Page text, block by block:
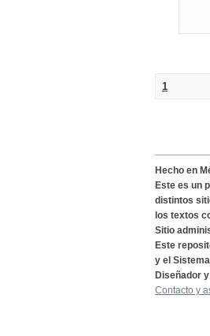
1
Hecho en
Este es un
distintos
los textos
Sitio
Este
y el
Diseñador
Contacto y